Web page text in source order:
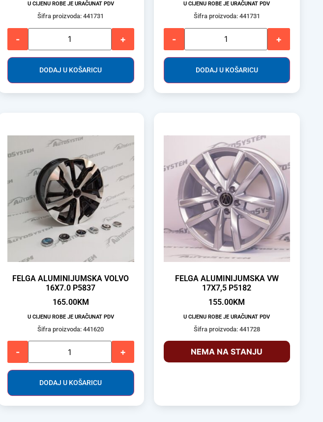
U CIJENU ROBE JE URAČUNAT PDV
Šifra proizvoda: 441731
- +
DODAJ U KOŠARICU
U CIJENU ROBE JE URAČUNAT PDV
Šifra proizvoda: 441731
- +
DODAJ U KOŠARICU
FELGA ALUMINIJUMSKA VOLVO
16X7.0 P5837
165.00KM
U CIJENU ROBE JE URAČUNAT PDV
Šifra proizvoda: 441620
- +
DODAJ U KOŠARICU
FELGA ALUMINIJUMSKA VW
17X7,5 P5182
155.00KM
U CIJENU ROBE JE URAČUNAT PDV
Šifra proizvoda: 441728
NEMA NA STANJU